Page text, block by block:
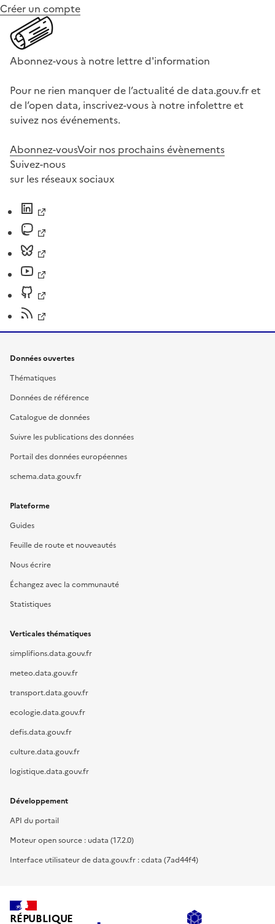
Créer un compte
Abonnez-vous à notre lettre d'information
Pour ne rien manquer de l’actualité de data.gouv.fr et
de l’open data, inscrivez-vous à notre infolettre et
suivez nos événements.
Abonnez-vousVoir nos prochains évènements
Suivez-nous
sur les réseaux sociaux
Données ouvertes
Thématiques
Données de référence
Catalogue de données
Suivre les publications des données
Portail des données européennes
schema.data.gouv.fr
Plateforme
Guides
Feuille de route et nouveautés
Nous écrire
Échangez avec la communauté
Statistiques
Verticales thématiques
simplifions.data.gouv.fr
meteo.data.gouv.fr
transport.data.gouv.fr
ecologie.data.gouv.fr
defis.data.gouv.fr
culture.data.gouv.fr
logistique.data.gouv.fr
Développement
API du portail
Moteur open source : udata (17.2.0)
Interface utilisateur de data.gouv.fr : cdata (7ad44f4)
RÉPUBLIQUE